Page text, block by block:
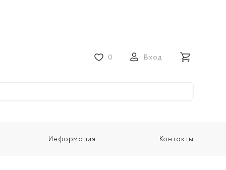
0 Вход
Информация Контакты